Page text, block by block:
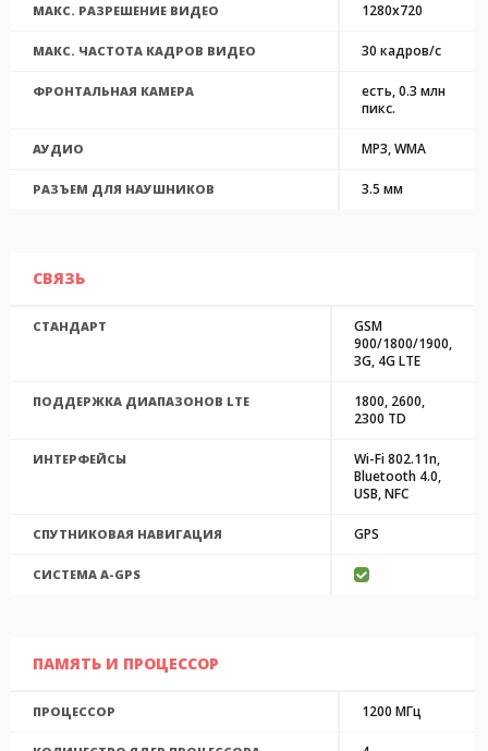
МАКС. РАЗРЕШЕНИЕ ВИДЕО 1280x720
МАКС. ЧАСТОТА КАДРОВ ВИДЕО 30 кадров/с
ФРОНТАЛЬНАЯ КАМЕРА
есть, 0.3 млн
пикс.
АУДИО MP3, WMA
РАЗЪЕМ ДЛЯ НАУШНИКОВ 3.5 мм
СВЯЗЬ
СТАНДАРТ
GSM
900/1800/1900,
3G, 4G LTE
ПОДДЕРЖКА ДИАПАЗОНОВ LTE
1800, 2600,
2300 TD
ИНТЕРФЕЙСЫ
Wi-Fi 802.11n,
Bluetooth 4.0,
USB, NFC
СПУТНИКОВАЯ НАВИГАЦИЯ GPS
CИСТЕМА A-GPS
ПАМЯТЬ И ПРОЦЕССОР
ПРОЦЕССОР 1200 МГц